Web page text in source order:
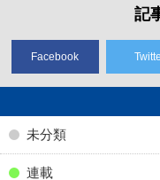
記
Facebook
未分類
連載